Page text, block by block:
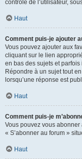
contrôle de l’utilisateur,
Haut
Comment puis-je ajouter
Vous pouvez ajouter aux
cliquant sur le lien
en bas des sujets et
Répondre à un sujet tout
lorsqu’une réponse est
Haut
Comment puis-je
Vous pouvez vous
« S’abonner au forum »
Haut